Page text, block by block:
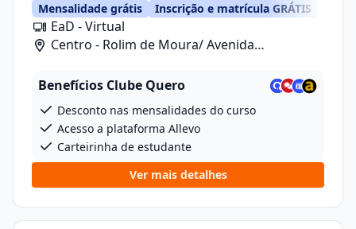
Mensalidade grátis Inscrição e matrícula GRÁTIS
EaD - Virtual
Centro - Rolim de Moura/ Avenida
Benefícios Clube Quero
Desconto nas mensalidades do curso
Acesso a plataforma Allevo
Carteirinha de estudante
Ver mais detalhes